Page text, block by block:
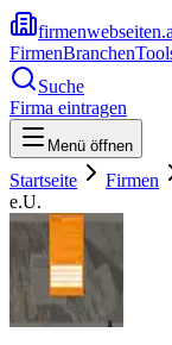
FirmenBranchen
Suche
Firma eintragen
Menü öffnen
Startseite Firmen
e.U.